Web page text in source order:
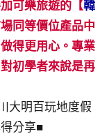
可樂旅遊的【韓
同等價位產品中
得更用心。專業
初學者來說是再
大明百玩地度假
分享■